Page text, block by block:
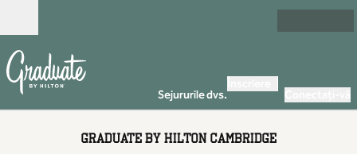
Deschide
Sejururile dvs.
GRADUATE BY HILTON CAMBRIDGE